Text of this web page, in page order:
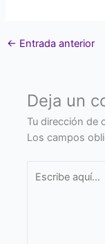
← Entrada anterior
Deja un
Tu dirección de
Los campos
aquí...